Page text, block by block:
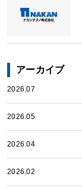
アーカイブ
2026.07
2026.05
2026.04
2026.02